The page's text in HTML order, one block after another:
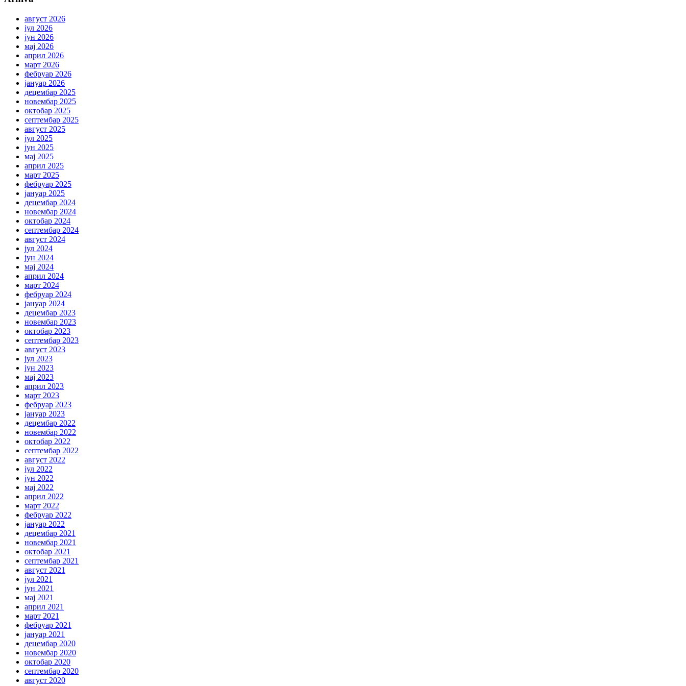
август 2026
јул 2026
јун 2026
мај 2026
април 2026
март 2026
фебруар 2026
јануар 2026
децембар 2025
новембар 2025
октобар 2025
септембар 2025
август 2025
јул 2025
јун 2025
мај 2025
април 2025
март 2025
фебруар 2025
јануар 2025
децембар 2024
новембар 2024
октобар 2024
септембар 2024
август 2024
јул 2024
јун 2024
мај 2024
април 2024
март 2024
фебруар 2024
јануар 2024
децембар 2023
новембар 2023
октобар 2023
септембар 2023
август 2023
јул 2023
јун 2023
мај 2023
април 2023
март 2023
фебруар 2023
јануар 2023
децембар 2022
новембар 2022
октобар 2022
септембар 2022
август 2022
јул 2022
јун 2022
мај 2022
април 2022
март 2022
фебруар 2022
јануар 2022
децембар 2021
новембар 2021
октобар 2021
септембар 2021
август 2021
јул 2021
јун 2021
мај 2021
април 2021
март 2021
фебруар 2021
јануар 2021
децембар 2020
новембар 2020
октобар 2020
септембар 2020
август 2020